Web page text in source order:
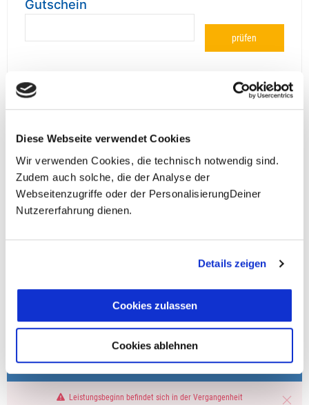
Diese Webseite verwendet Cookies
Wir verwenden Cookies, die technisch notwendig sind.
Zudem auch solche, die der Analyse der
Webseitenzugriffe oder der PersonalisierungDeiner
Nutzererfahrung dienen.
Details zeigen
Cookies zulassen
Cookies ablehnen
Gutschein
prüfen
Personen teilen sich die Unterkunft. Wir berechnen (je
nach Reise) bei Buchung entweder den halben, einen
reduzierten oder den gesamten Einzelzimmerzuschlag.
Finden wir eine/n Partner/in, dann erhältst Du den
Zuschlag zurück.
Fragen zur Buchung?
+49 (0)711 - 6583 80 80
Leistungsbeginn befindet sich in der Vergangenheit